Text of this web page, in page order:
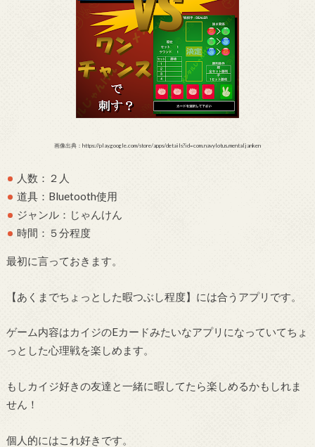
画像出典：https://play.google.com/store/apps/details?id=com.navylotus.mentaljanken
人数：２人
道具：Bluetooth使用
ジャンル：じゃんけん
時間：５分程度
最初に言っておきます。
【あくまでちょっとした暇つぶし程度】には合うアプリです。
ゲーム内容はカイジのEカードみたいなアプリになっていてちょ
っとした心理戦を楽しめます。
もしカイジ好きの友達と一緒に暇してたら楽しめるかもしれま
せん！
個人的にはこれ好きです。